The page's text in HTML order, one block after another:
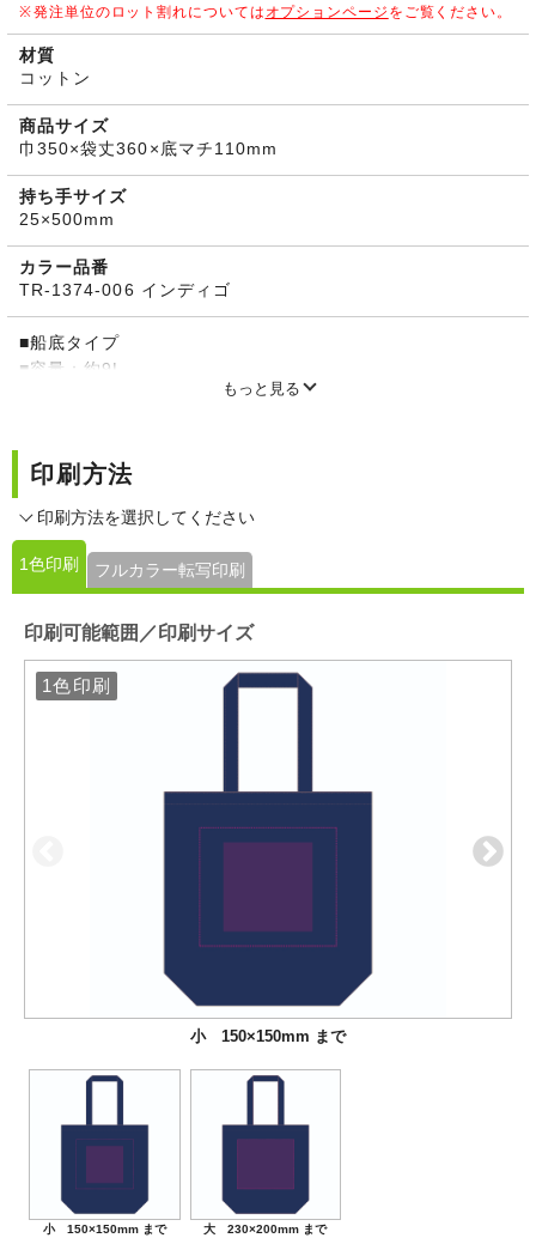
発注単位のロット割れについては オプションページ をご覧ください。
材質
コットン
商品サイズ
巾350×袋丈360×底マチ110mm
持ち手サイズ
25×500mm
カラー品番
TR-1374-006 インディゴ
■船底タイプ
■容量：約9L
※生産過程で個々に誤差が生じやすい商品となります。あら
もっと見る
印刷方法
印刷方法を選択してください
1色印刷 フルカラー転写印刷
印刷可能範囲／印刷サイズ
1色印刷
小 150×150mm まで
1色印刷
大 230×200mm まで
小 150×150mm まで 大 230×200mm まで